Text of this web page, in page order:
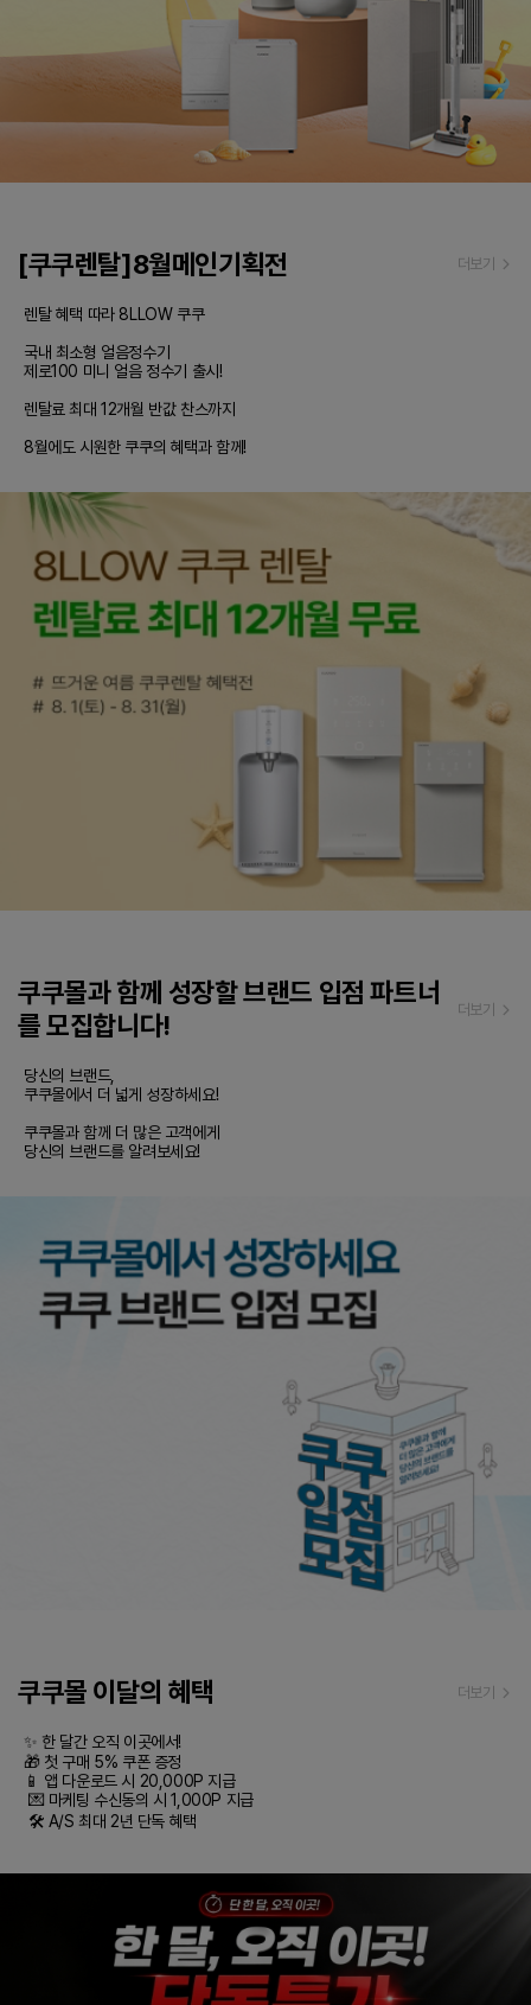
[쿠쿠렌탈]8월메인기획전 더보기
렌탈 혜택 따라 8LLOW 쿠쿠
국내 최소형 얼음정수기
제로100 미니 얼음 정수기 출시!
렌탈료 최대 12개월 반값 찬스까지
8월에도 시원한 쿠쿠의 혜택과 함께!
쿠쿠몰과 함께 성장할 브랜드 입점 파트너
를 모집합니다!
더보기
당신의 브랜드,
쿠쿠몰에서 더 넓게 성장하세요!
쿠쿠몰과 함께 더 많은 고객에게
당신의 브랜드를 알려보세요!
쿠쿠몰 이달의 혜택 더보기
✨ 한 달간 오직 이곳에서!
🎁 첫 구매 5% 쿠폰 증정
📱 앱 다운로드 시 20,000P 지급
🛠️ A/S 최대 2년 단독 혜택